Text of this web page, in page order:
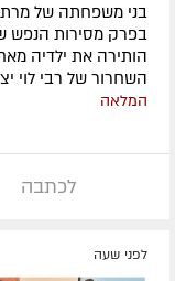
בני משפחתה של מרת
בפרק מסירות הנפש
הותירה את ילדיה
השחרור של רבי לוי
המלאה
לכתבה
לפני שעה